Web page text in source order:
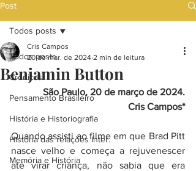
Post
Todos posts
Crônicas
Pensamento Brasileiro
História e Historiografia
História das relações Inter.
Memória e História
Todos posts
Benjamin Button
Cris Campos
20 de mar. de 2024 2 min de leitura
São Paulo, 20 de março de 2024.
Cris Campos*
Quando assisti ao filme em que Brad Pitt
nasce velho e começa a rejuvenescer
até virar criança, não sabia que era